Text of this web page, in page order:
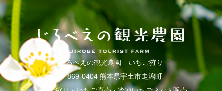
じろべえの観光農園 いちご狩り
〒869-0404 熊本県宇土市走潟町